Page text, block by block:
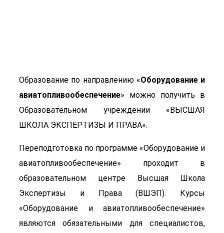
Образование по направлению «Оборудование и
авиатопливообеспечение» можно получить в
Образовательном учреждении «ВЫСШАЯ
ШКОЛА ЭКСПЕРТИЗЫ И ПРАВА».
Переподготовка по программе «Оборудование и
авиатопливообеспечение» проходит в
образовательном центре Высшая Школа
Экспертизы и Права (ВШЭП). Курсы
«Оборудование и авиатопливообеспечение»
являются обязательными для специалистов,